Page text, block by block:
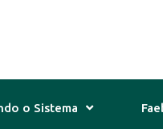
o Sistema